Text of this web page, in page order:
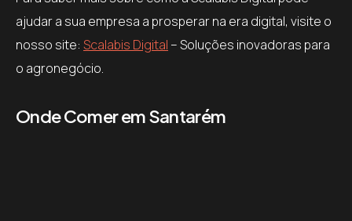
ajudar a sua empresa a prosperar na era digital, visite o
nosso site: Scalabis Digital – Soluções inovadoras para
o agronegócio.
Onde Comer em Santarém